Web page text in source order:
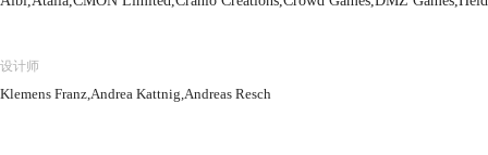
设计师
Klemens Franz,Andrea Kattnig,Andreas Resch